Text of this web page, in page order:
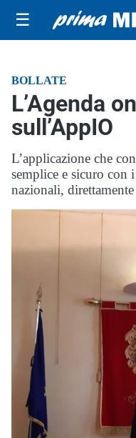
☰
BOLLATE
L’Agenda
sull’AppIO
L’applicazione che
semplice e sicuro
nazionali,